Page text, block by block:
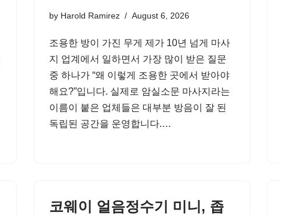
by Harold Ramirez August 6, 2026
조용한 방이 가진 무게 제가 10년 넘게 마사
지 업계에서 일하면서 가장 많이 받은 질문
중 하나가 “왜 이렇게 조용한 곳에서 받아야
해요?”입니다. 실제로 암실소문 마사지라는
이름이 붙은 업체들은 대부분 방음이 잘 된
독립된 공간을 운영합니다.…
코웨이 얼음정수기 미니, 좁